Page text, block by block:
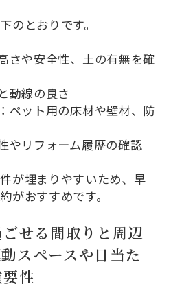
のとおりです。
さや安全性、土の有無を確
動線の良さ
：ペット用の床材や壁材、防
やリフォーム履歴の確認
が埋まりやすいため、早
がおすすめです。
せる間取りと周辺
スペースや日当た
性